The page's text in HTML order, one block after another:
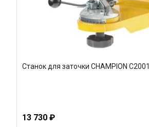
Станок для заточки CHAMPION C2001
13 730 ₽